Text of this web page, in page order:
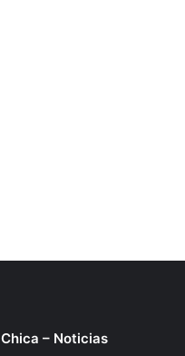
Chica – Noticias